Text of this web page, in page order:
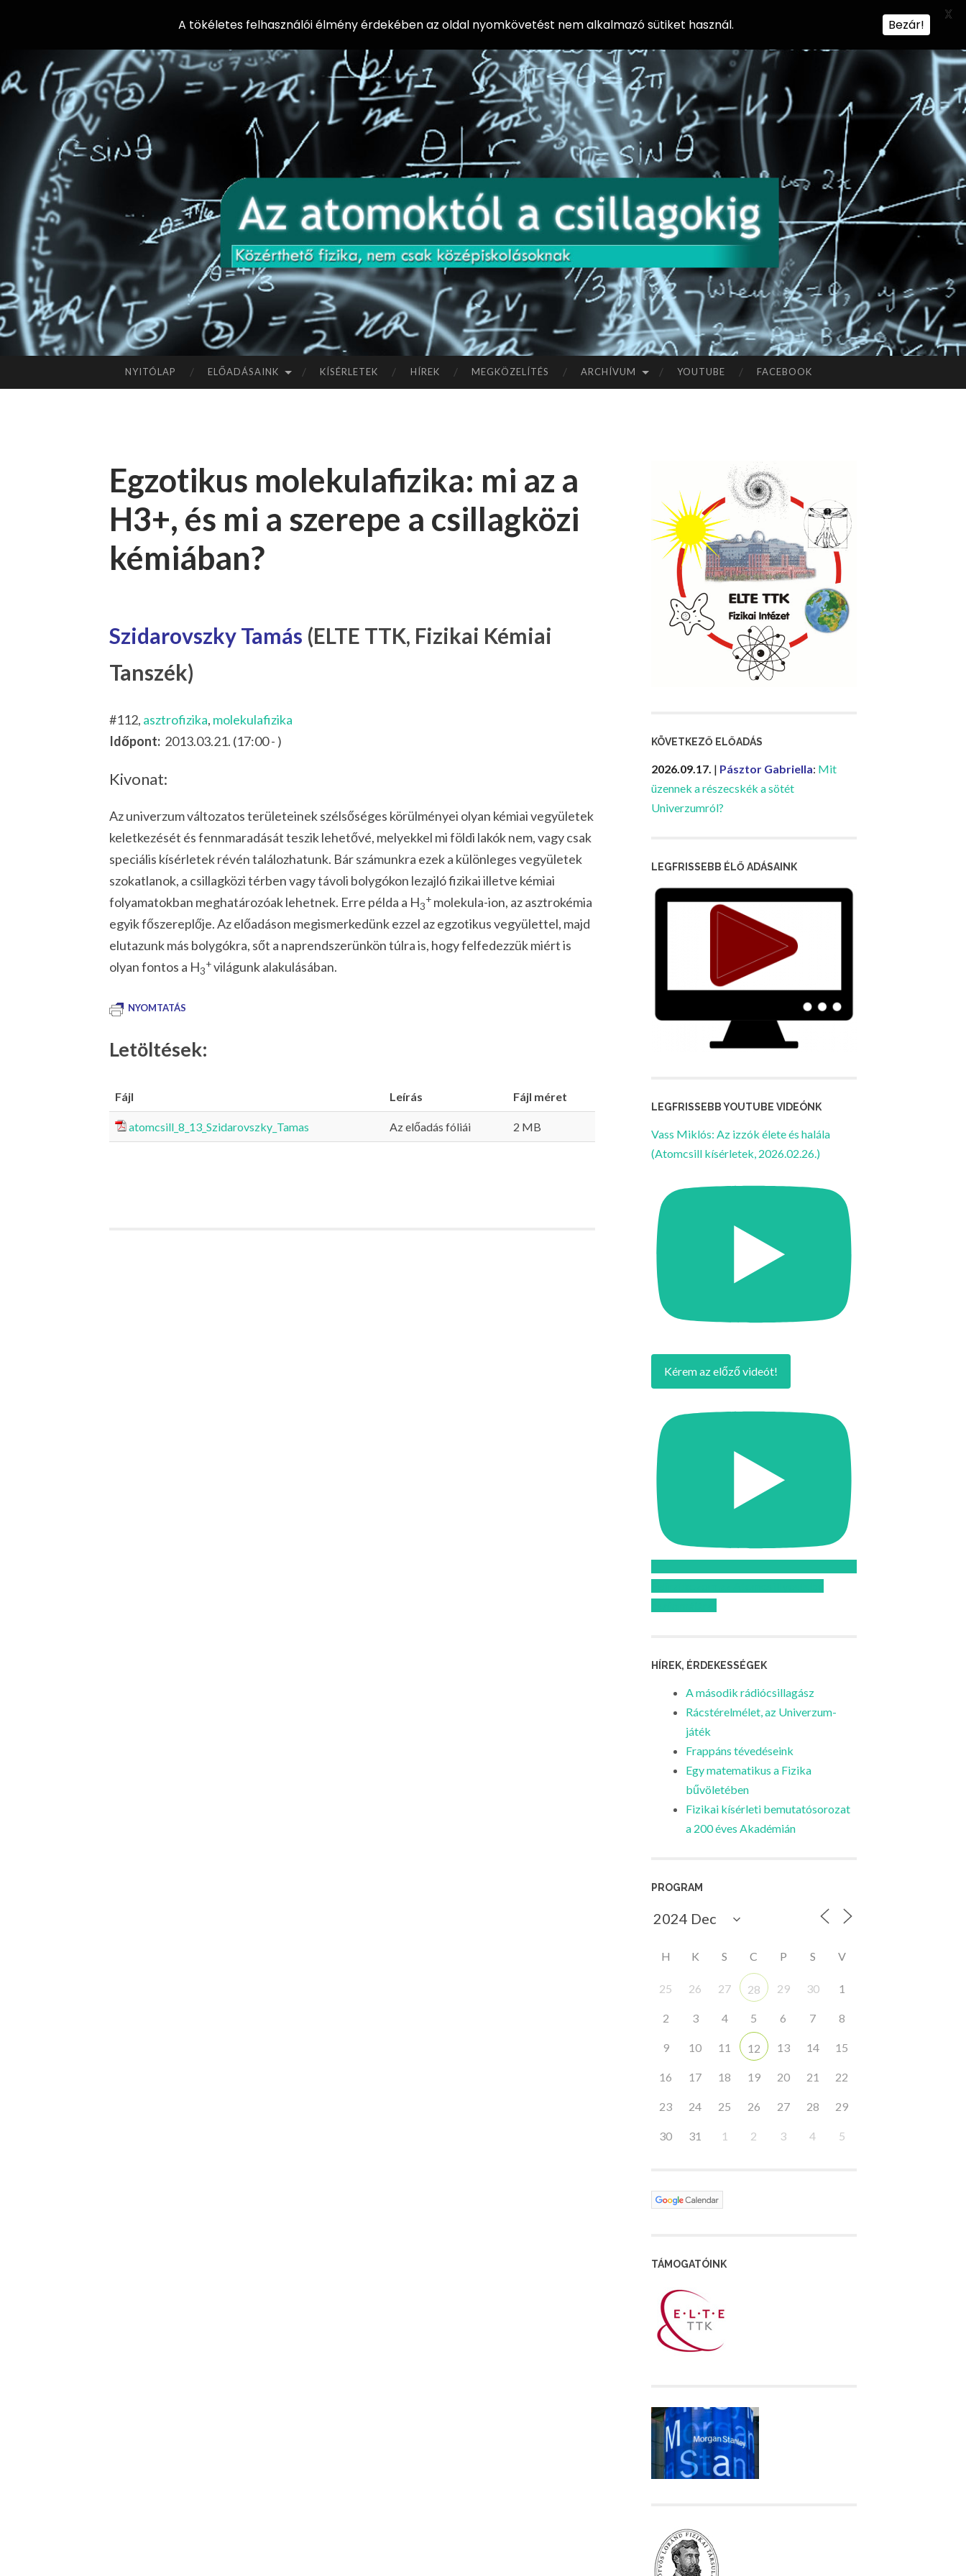
AZ
AT
OM
OK
TÓ
L A
AG
OK
Előadássorozat
középiskolásoknak
az ELTE
Természettudományi
Kar Fizikai
Intézetében
A
NYITÓLAP ELŐADÁSAINK KÍSÉRLETEK HÍREK MEGKÖZELÍTÉS ARCHÍVUM YOUTUBE FACEBOOK
Egzotikus molekulafizika: mi az a
H3+, és mi a szerepe a csillagközi
kémiában?
Szidarovszky Tamás (ELTE TTK, Fizikai Kémiai
Tanszék)
#112, asztrofizika, molekulafizika
Időpont: 2013.03.21. (17:00 - )
Kivonat:
Az univerzum változatos területeinek szélsőséges körülményei olyan kémiai vegyületek
keletkezését és fennmaradását teszik lehetővé, melyekkel mi földi lakók nem, vagy csak
speciális kísérletek révén találozhatunk. Bár számunkra ezek a különleges vegyületek
szokatlanok, a csillagközi térben vagy távoli bolygókon lezajló fizikai illetve kémiai
folyamatokban meghatározóak lehetnek. Erre példa a H3
+ molekula-ion, az asztrokémia
egyik főszereplője. Az előadáson megismerkedünk ezzel az egzotikus vegyülettel, majd
elutazunk más bolygókra, sőt a naprendszerünkön túlra is, hogy felfedezzük miért is
olyan fontos a H3
+világunk alakulásában.
NYOMTATÁS
Letöltések:
Fájl Leírás Fájl méret
atomcsill_8_13_Szidarovszky_Tamas Az előadás fóliái 2 MB
KÖVETKEZŐ ELŐADÁS
2026.09.17. | Pásztor Gabriella: Mit
üzennek a részecskék a sötét
Univerzumról?
LEGFRISSEBB ÉLŐ ADÁSAINK
LEGFRISSEBB YOUTUBE VIDEÓNK
Vass Miklós: Az izzók élete és halála
(Atomcsill kísérletek, 2026.02.26.)
Kérem az előző videót!
HÍREK, ÉRDEKESSÉGEK
A második rádiócsillagász
Rácstérelmélet, az Univerzum-
játék
Frappáns tévedéseink
Egy matematikus a Fizika
bűvöletében
Fizikai kísérleti bemutatósorozat
a 200 éves Akadémián
PROGRAM
H K S C P S V
25 26 27 28 29 30 1
2 3 4 5 6 7 8
9 10 11 12 13 14 15
16 17 18 19 20 21 22
23 24 25 26 27 28 29
30 31 1 2 3 4 5
TÁMOGATÓINK
A tökéletes felhasználói élmény érdekében az oldal nyomkövetést nem alkalmazó sütiket használ. Bezár!
X